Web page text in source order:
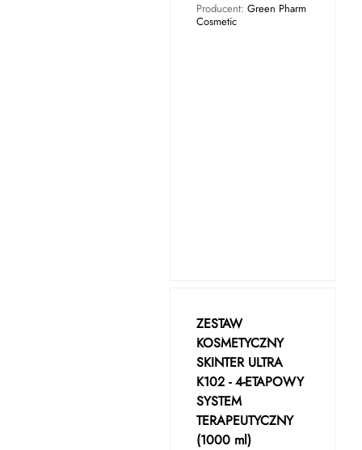
Producent: Green Pharm
Cosmetic
ZESTAW
KOSMETYCZNY
SKINTER ULTRA
K102 - 4-ETAPOWY
SYSTEM
TERAPEUTYCZNY
(1000 ml)